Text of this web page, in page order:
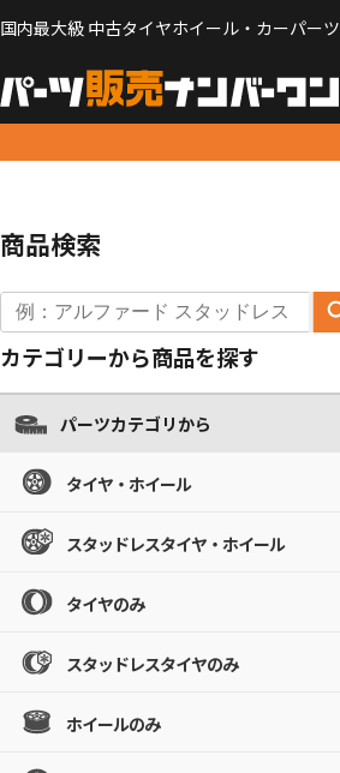
国内最大級 中古タイヤホイール・カーパー
商品検索
カテゴリーから商品を探す
パーツカテゴリから
タイヤ・ホイール
スタッドレスタイヤ・ホイール
タイヤのみ
スタッドレスタイヤのみ
ホイールのみ